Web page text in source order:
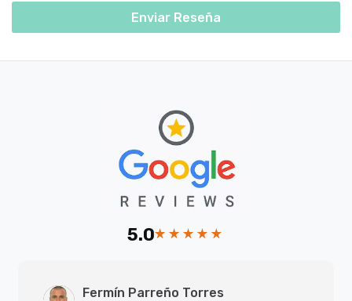
Enviar Reseña
5.0
Fermín Parreño Torres